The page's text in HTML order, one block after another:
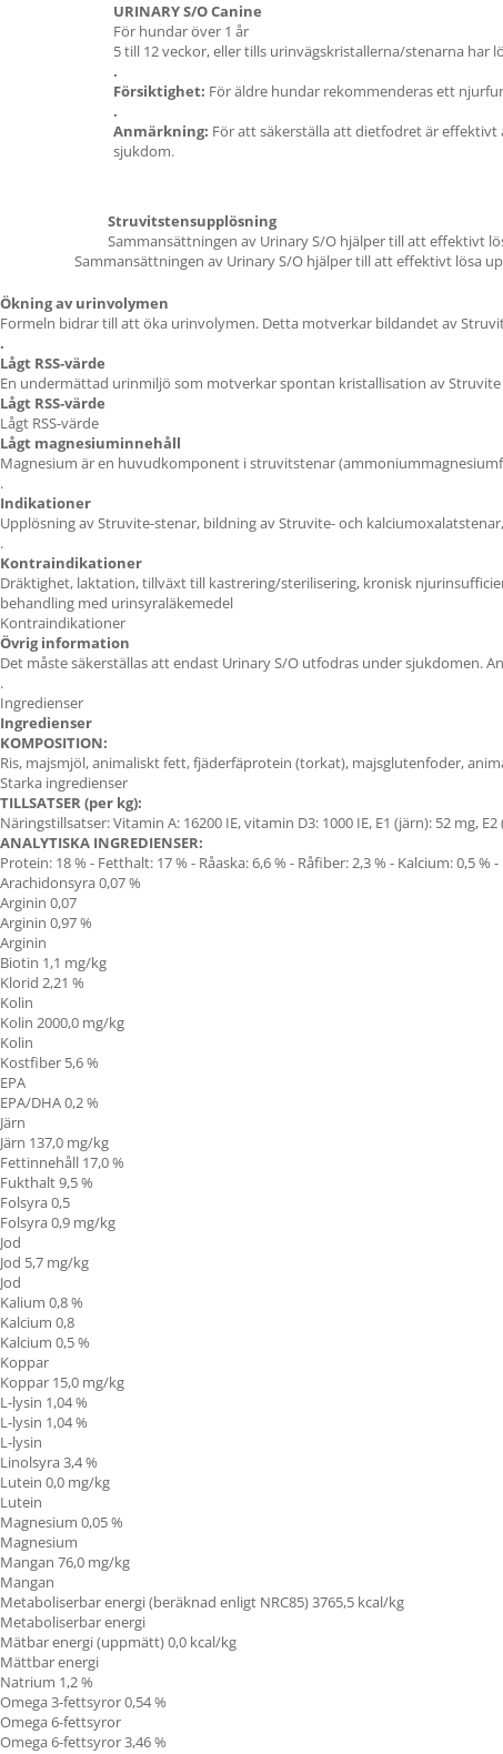
URINARY S/O Canine
För hundar över 1 år
5 till 12 veckor, eller tills urinvägskristallerna/stenarna
.
Försiktighet: För äldre hundar rekommenderas ett
.
Anmärkning: För att säkerställa att dietfodret är
sjukdom.
Struvitstensupplösning
Sammansättningen av Urinary S/O hjälper till att effektivt
Sammansättningen av Urinary S/O hjälper till att effektivt lösa
Ökning av urinvolymen
Formeln bidrar till att öka urinvolymen. Detta motverkar bildandet av
.
Lågt RSS-värde
En undermättad urinmiljö som motverkar spontan kristallisation av
Lågt RSS-värde
Lågt RSS-värde
Lågt magnesiuminnehåll
Magnesium är en huvudkomponent i struvitstenar
.
Indikationer
Upplösning av Struvite-stenar, bildning av Struvite- och
.
Kontraindikationer
Dräktighet, laktation, tillväxt till kastrering/sterilisering, kronisk
behandling med urinsyraläkemedel
Kontraindikationer
Övrig information
Det måste säkerställas att endast Urinary S/O utfodras under sjukdomen.
.
Ingredienser
Ingredienser
KOMPOSITION:
Ris, majsmjöl, animaliskt fett, fjäderfäprotein (torkat), majsglutenfoder,
Starka ingredienser
TILLSATSER (per kg):
Näringstillsatser: Vitamin A: 16200 IE, vitamin D3: 1000 IE, E1 (järn): 52 mg,
ANALYTISKA INGREDIENSER:
Protein: 18 % - Fetthalt: 17 % - Råaska: 6,6 % - Råfiber: 2,3 % - Kalcium: 0,5
Arachidonsyra 0,07 %
Arginin 0,07
Arginin 0,97 %
Arginin
Biotin 1,1 mg/kg
Klorid 2,21 %
Kolin
Kolin 2000,0 mg/kg
Kolin
Kostfiber 5,6 %
EPA
EPA/DHA0,2 %
Järn
Järn 137,0 mg/kg
Fettinnehåll 17,0 %
Fukthalt 9,5 %
Folsyra 0,5
Folsyra 0,9 mg/kg
Jod
Jod 5,7 mg/kg
Jod
Kalium 0,8 %
Kalcium 0,8
Kalcium 0,5 %
Koppar
Koppar 15,0 mg/kg
L-lysin 1,04 %
L-lysin 1,04 %
L-lysin
Linolsyra3,4 %
Lutein 0,0 mg/kg
Lutein
Magnesium 0,05 %
Magnesium
Mangan 76,0 mg/kg
Mangan
Metaboliserbar energi (beräknad enligt NRC85) 3765,5 kcal/kg
Metaboliserbar energi
Mätbar energi (uppmätt) 0,0 kcal/kg
Mättbar energi
Natrium 1,2 %
Omega 3-fettsyror 0,54 %
Omega 6-fettsyror
Omega 6-fettsyror 3,46 %